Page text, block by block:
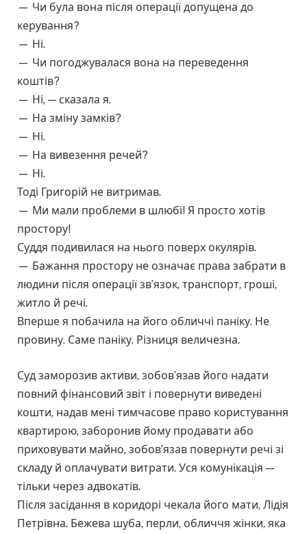
— Чи була вона після операції допущена до
керування?
— Ні.
— Чи погоджувалася вона на переведення
коштів?
— Ні, — сказала я.
— На зміну замків?
— Ні.
— На вивезення речей?
— Ні.
Тоді Григорій не витримав.
— Ми мали проблеми в шлюбі! Я просто хотів
простору!
Суддя подивилася на нього поверх окулярів.
— Бажання простору не означає права забрати в
людини після операції зв’язок, транспорт, гроші,
житло й речі.
Вперше я побачила на його обличчі паніку. Не
провину. Саме паніку. Різниця величезна.
Суд заморозив активи, зобов’язав його надати
повний фінансовий звіт і повернути виведені
кошти, надав мені тимчасове право користування
квартирою, заборонив йому продавати або
приховувати майно, зобов’язав повернути речі зі
складу й оплачувати витрати. Уся комунікація —
тільки через адвокатів.
Після засідання в коридорі чекала його мати, Лідія
Петрівна. Бежева шуба, перли, обличчя жінки, яка